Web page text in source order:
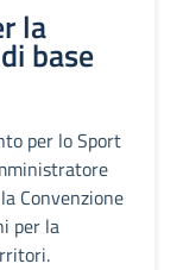
la
base
per lo Sport
Convenzione
per la